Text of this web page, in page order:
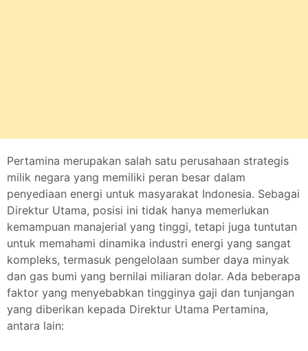
Pertamina merupakan salah satu perusahaan strategis
milik negara yang memiliki peran besar dalam
penyediaan energi untuk masyarakat Indonesia. Sebagai
Direktur Utama, posisi ini tidak hanya memerlukan
kemampuan manajerial yang tinggi, tetapi juga tuntutan
untuk memahami dinamika industri energi yang sangat
kompleks, termasuk pengelolaan sumber daya minyak
dan gas bumi yang bernilai miliaran dolar. Ada beberapa
faktor yang menyebabkan tingginya gaji dan tunjangan
yang diberikan kepada Direktur Utama Pertamina,
antara lain: